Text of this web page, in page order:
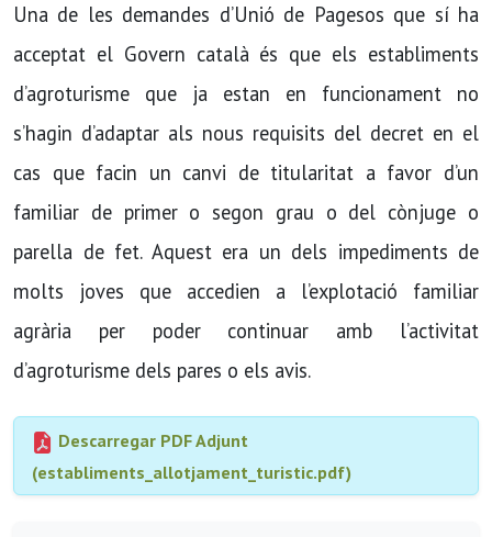
Una de les demandes d’Unió de Pagesos que sí ha
acceptat el Govern català és que els establiments
d’agroturisme que ja estan en funcionament no
s’hagin d’adaptar als nous requisits del decret en el
cas que facin un canvi de titularitat a favor d’un
familiar de primer o segon grau o del cònjuge o
parella de fet. Aquest era un dels impediments de
molts joves que accedien a l’explotació familiar
agrària per poder continuar amb l’activitat
d’agroturisme dels pares o els avis.
Descarregar PDF Adjunt
(establiments_allotjament_turistic.pdf)